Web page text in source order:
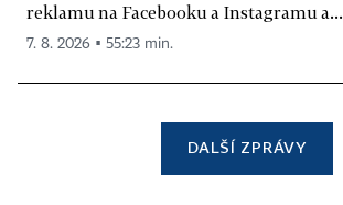
reklamu na Facebooku a Instagramu a...
7. 8. 2026 ▪ 55:23 min.
DALŠÍ ZPRÁVY